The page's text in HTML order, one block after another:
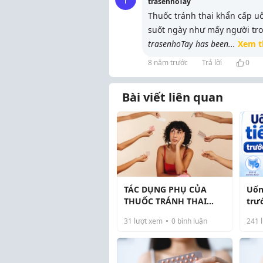
Thuốc tránh thai khẩn cấp
suốt ngày như mấy người
trasenhoTay has been... Xem
8 năm trước Trả lời 0
Bài viết liên quan
TÁC DỤNG PHỤ CỦA
THUỐC TRÁNH THAI
ĐIỀU BẠN CẦN BIẾT
31 lượt xem 0 bình luận
để
241